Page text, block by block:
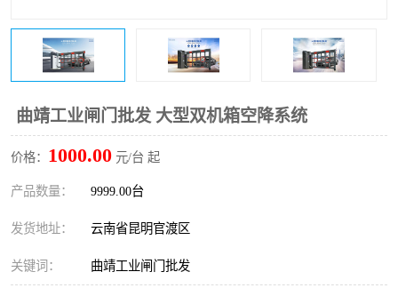
曲靖工业闸门批发 大型双机箱空降系统
价格： 1000.00 元/台 起
产品数量： 9999.00台
发货地址： 云南省昆明官渡区
关键词： 曲靖工业闸门批发